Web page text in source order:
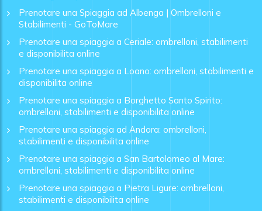
Prenotare una Spiaggia ad Albenga | Ombrelloni e
Stabilimenti - GoToMare
Prenotare una spiaggia a Ceriale: ombrelloni, stabilimenti
e disponibilita online
Prenotare una spiaggia a Loano: ombrelloni, stabilimenti e
disponibilita online
Prenotare una spiaggia a Borghetto Santo Spirito:
ombrelloni, stabilimenti e disponibilita online
Prenotare una spiaggia ad Andora: ombrelloni,
stabilimenti e disponibilita online
Prenotare una spiaggia a San Bartolomeo al Mare:
ombrelloni, stabilimenti e disponibilita online
Prenotare una spiaggia a Pietra Ligure: ombrelloni,
stabilimenti e disponibilita online